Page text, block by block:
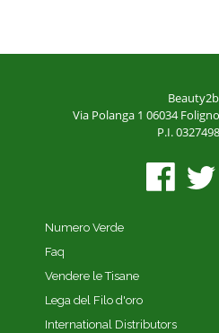
Via Polanga 1 06034
P.I.
Numero Verde
Faq
Vendere le Tisane
Lega del Filo d'oro
International Distributors